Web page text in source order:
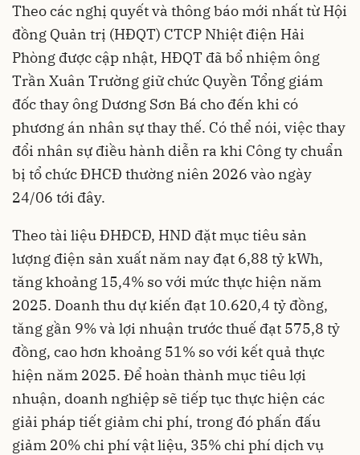
Theo các nghị quyết và thông báo mới nhất từ Hội
đồng Quản trị (HĐQT) CTCP Nhiệt điện Hải
Phòng được cập nhật, HĐQT đã bổ nhiệm ông
Trần Xuân Trường giữ chức Quyền Tổng giám
đốc thay ông Dương Sơn Bá cho đến khi có
phương án nhân sự thay thế. Có thể nói, việc thay
đổi nhân sự điều hành diễn ra khi Công ty chuẩn
bị tổ chức ĐHCĐ thường niên 2026 vào ngày
24/06 tới đây.
Theo tài liệu ĐHĐCĐ, HND đặt mục tiêu sản
lượng điện sản xuất năm nay đạt 6,88 tỷ kWh,
tăng khoảng 15,4% so với mức thực hiện năm
2025. Doanh thu dự kiến đạt 10.620,4 tỷ đồng,
tăng gần 9% và lợi nhuận trước thuế đạt 575,8 tỷ
đồng, cao hơn khoảng 51% so với kết quả thực
hiện năm 2025. Để hoàn thành mục tiêu lợi
nhuận, doanh nghiệp sẽ tiếp tục thực hiện các
giải pháp tiết giảm chi phí, trong đó phấn đấu
giảm 20% chi phí vật liệu, 35% chi phí dịch vụ